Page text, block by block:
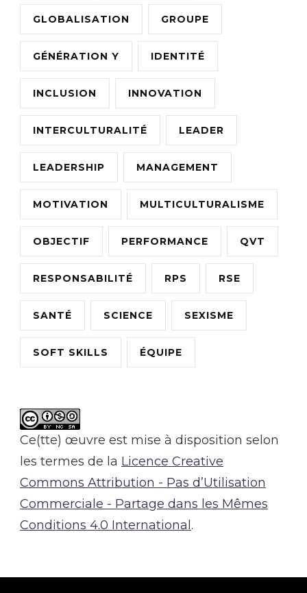
GLOBALISATION GROUPE
GÉNÉRATION Y IDENTITÉ
INCLUSION INNOVATION
INTERCULTURALITÉ LEADER
LEADERSHIP MANAGEMENT
MOTIVATION MULTICULTURALISME
OBJECTIF PERFORMANCE QVT
RESPONSABILITÉ RPS RSE
SANTÉ SCIENCE SEXISME
SOFT SKILLS ÉQUIPE
Ce(tte) œuvre est mise à disposition selon
les termes de la Licence Creative
Commons Attribution - Pas d’Utilisation
Commerciale - Partage dans les Mêmes
Conditions 4.0 International .